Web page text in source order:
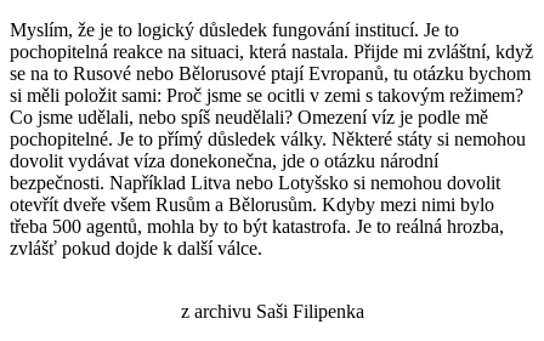
Myslím, že je to logický důsledek fungování institucí. Je to
pochopitelná reakce na situaci, která nastala. Přijde mi zvláštní, když
se na to Rusové nebo Bělorusové ptají Evropanů, tu otázku bychom
si měli položit sami: Proč jsme se ocitli v zemi s takovým režimem?
Co jsme udělali, nebo spíš neudělali? Omezení víz je podle mě
pochopitelné. Je to přímý důsledek války. Některé státy si nemohou
dovolit vydávat víza donekonečna, jde o otázku národní
bezpečnosti. Například Litva nebo Lotyšsko si nemohou dovolit
otevřít dveře všem Rusům a Bělorusům. Kdyby mezi nimi bylo
třeba 500 agentů, mohla by to být katastrofa. Je to reálná hrozba,
zvlášť pokud dojde k další válce.
z archivu Saši Filipenka